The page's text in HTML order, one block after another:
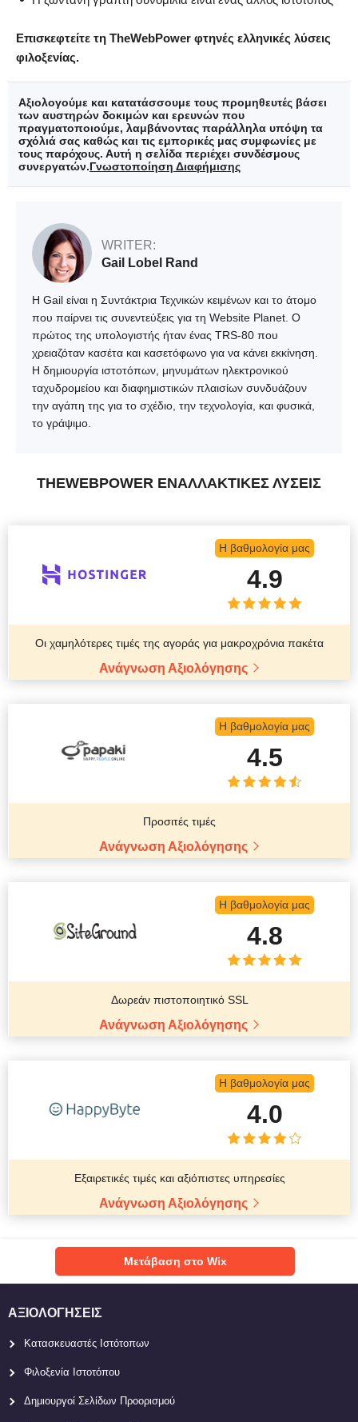
Επισκεφτείτε τη TheWebPower φτηνές ελληνικές λύσεις
φιλοξενίας.
Αξιολογούμε και κατατάσσουμε τους προμηθευτές βάσει
των αυστηρών δοκιμών και ερευνών που
πραγματοποιούμε, λαμβάνοντας παράλληλα υπόψη τα
σχόλιά σας καθώς και τις εμπορικές μας συμφωνίες με
τους παρόχους. Αυτή η σελίδα περιέχει συνδέσμους
συνεργατών.Γνωστοποίηση Διαφήμισης
WRITER:
Gail Lobel Rand
H Gail είναι η Συντάκτρια Τεχνικών κειμένων και το άτομο
που παίρνει τις συνεντεύξεις για τη Website Planet. Ο
πρώτος της υπολογιστής ήταν ένας TRS-80 που
χρειαζόταν κασέτα και κασετόφωνο για να κάνει εκκίνηση.
Η δημιουργία ιστοτόπων, μηνυμάτων ηλεκτρονικού
ταχυδρομείου και διαφημιστικών πλαισίων συνδυάζουν
την αγάπη της για το σχέδιο, την τεχνολογία, και φυσικά,
το γράψιμο.
THEWEBPOWER ΕΝΑΛΛΑΚΤΙΚΈΣ ΛΎΣΕΙΣ
Η βαθμολογία μας
4.9
Οι χαμηλότερες τιμές της αγοράς για μακροχρόνια πακέτα
Ανάγνωση Αξιολόγησης
Η βαθμολογία μας
4.5
Προσιτές τιμές
Ανάγνωση Αξιολόγησης
Η βαθμολογία μας
4.8
Δωρεάν πιστοποιητικό SSL
Ανάγνωση Αξιολόγησης
Η βαθμολογία μας
4.0
Εξαιρετικές τιμές και αξιόπιστες υπηρεσίες
Ανάγνωση Αξιολόγησης
Μετάβαση στο Wix
ΑΞΙΟΛΟΓΉΣΕΙΣ
Κατασκευαστές Ιστότοπων
Φιλοξενία Ιστοτόπου
Δημιουργοί Σελίδων Προορισμού